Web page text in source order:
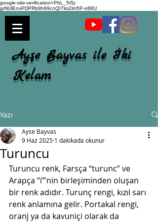
google-site-verification=PbL_5t5j-
grNUlEnxPDPRb9h69cnQI7ks2lm5P-n88U
Ayşe Bayvas ile İki
Kelam
Yazı
Turuncu
Ayse Bayvas
9 Haz 2025 1 dakikada okunur
Turuncu renk, Farsça “turunc” ve
Arapça “i”’nin birleşiminden oluşan
bir renk adıdır. Turunç rengi, kızıl sarı
renk anlamına gelir. Portakal rengi,
oranj ya da kavuniçi olarak da